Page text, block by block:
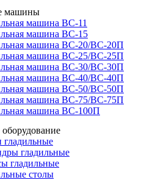
машины
машина ВС-11
машина ВС-15
машина ВС-20/ВС-20П
машина ВС-25/ВС-25П
машина ВС-30/ВС-30П
машина ВС-40/ВС-40П
машина ВС-50/ВС-50П
машина ВС-75/ВС-75П
машина ВС-100П
гладильные
гладильные
гладильные
столы